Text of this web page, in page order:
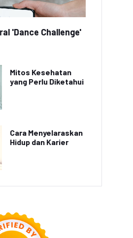
di Jakarta Meningkat
Selama Pandemi
'Dance Challenge'
Mitos Kesehatan
yang Perlu Diketahui
Cara Menyelaraskan
Hidup dan Karier